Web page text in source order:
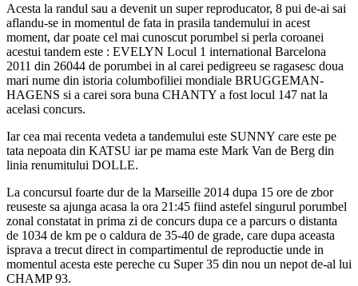
Acesta la randul sau a devenit un super reproducator, 8 pui de-ai sai
aflandu-se in momentul de fata in prasila tandemului in acest
moment, dar poate cel mai cunoscut porumbel si perla coroanei
acestui tandem este : EVELYN Locul 1 international Barcelona
2011 din 26044 de porumbei in al carei pedigreeu se ragasesc doua
mari nume din istoria columbofiliei mondiale BRUGGEMAN-
HAGENS si a carei sora buna CHANTY a fost locul 147 nat la
acelasi concurs.
Iar cea mai recenta vedeta a tandemului este SUNNY care este pe
tata nepoata din KATSU iar pe mama este Mark Van de Berg din
linia renumitului DOLLE.
La concursul foarte dur de la Marseille 2014 dupa 15 ore de zbor
reuseste sa ajunga acasa la ora 21:45 fiind astefel singurul porumbel
zonal constatat in prima zi de concurs dupa ce a parcurs o distanta
de 1034 de km pe o caldura de 35-40 de grade, care dupa aceasta
isprava a trecut direct in compartimentul de reproductie unde in
momentul acesta este pereche cu Super 35 din nou un nepot de-al lui
CHAMP 93.